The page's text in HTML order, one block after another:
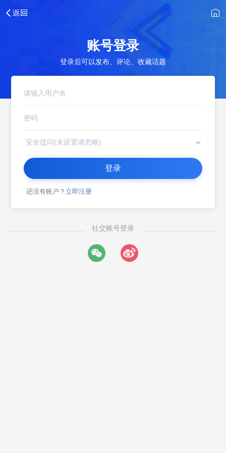
账号登录
登录后可以发布、评论、收藏话题
登录
还没有账户？ 立即注册
社交账号登录